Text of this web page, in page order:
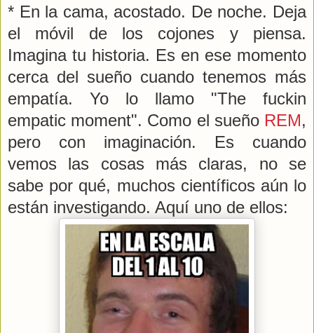
* En la cama, acostado. De noche. Deja
el móvil de los cojones y piensa.
Imagina tu historia. Es en ese momento
cerca del sueño cuando tenemos más
empatía. Yo lo llamo "The fuckin
empatic moment". Como el sueño REM,
pero con imaginación. Es cuando
vemos las cosas más claras, no se
sabe por qué, muchos científicos aún lo
están investigando. Aquí uno de ellos: